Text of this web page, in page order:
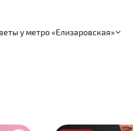
у метро «Елизаровская»